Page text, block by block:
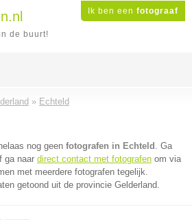
Ik ben een fotograaf
de buurt!
» Echteld
nog geen fotografen in Echteld . Ga
ga naar direct contact met fotografen om via
met meerdere fotografen tegelijk.
getoond uit de provincie Gelderland.